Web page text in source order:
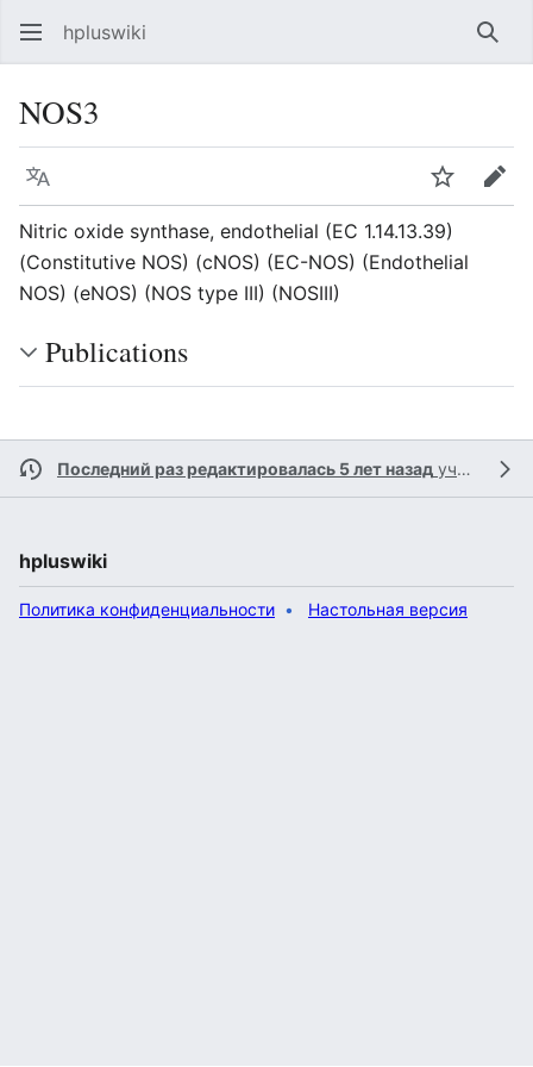
hpluswiki
NOS3
Язык Следить
Nitric oxide synthase, endothelial (EC 1.14.13.39)
(Constitutive NOS) (cNOS) (EC-NOS) (Endothelial
NOS) (eNOS) (NOS type III) (NOSIII)
Publications
Последний раз редактировалась 5 лет назад участником
hpluswiki
Политика конфиденциальности Настольная версия